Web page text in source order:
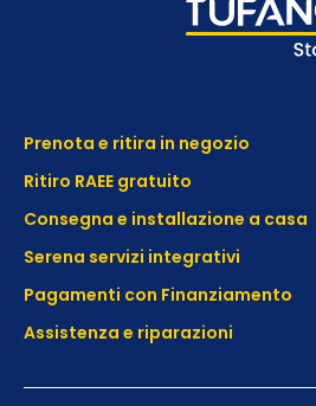
Prenota e ritira in negozio
Ritiro RAEE gratuito
Consegna e installazione a casa
Serena servizi integrativi
Pagamenti con Finanziamento
Assistenza e riparazioni